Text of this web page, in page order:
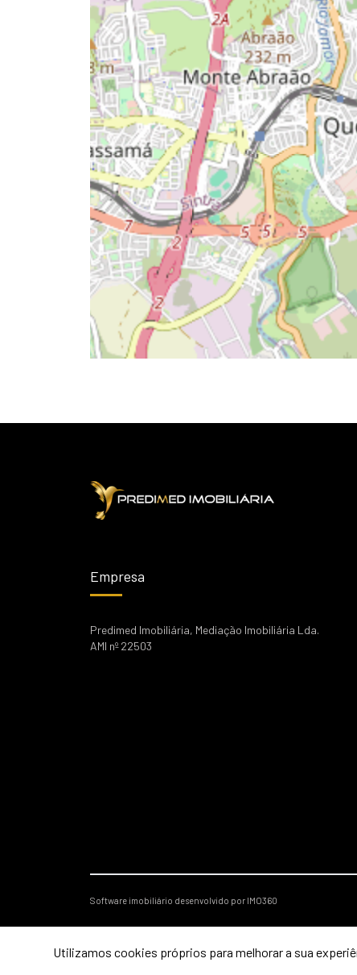
Empresa
Predimed Imobiliária, Mediação Imobiliária Lda.
AMI nº 22503
Software imobiliário desenvolvido por IMO360
Utilizamos cookies próprios para melhorar a sua